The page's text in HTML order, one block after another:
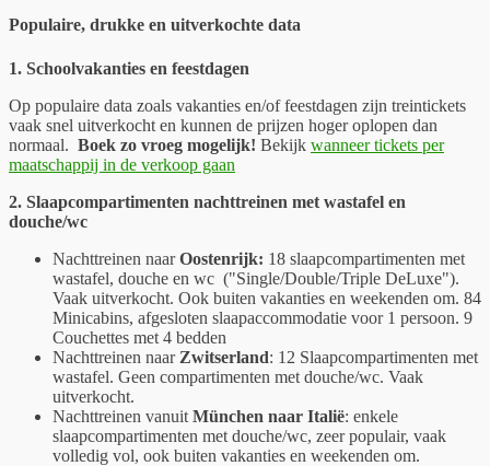
Populaire, drukke en uitverkochte data
1. Schoolvakanties en feestdagen
Op populaire data zoals vakanties en/of feestdagen zijn treintickets
vaak snel uitverkocht en kunnen de prijzen hoger oplopen dan
normaal. Boek zo vroeg mogelijk! Bekijk wanneer tickets per
maatschappij in de verkoop gaan
2. Slaapcompartimenten nachttreinen met wastafel en
douche/wc
Nachttreinen naarOostenrijk: 18 slaapcompartimenten met
wastafel, douche en wc ("Single/Double/Triple DeLuxe").
Vaak uitverkocht. Ook buiten vakanties en weekenden om. 84
Minicabins, afgesloten slaapaccommodatie voor 1 persoon. 9
Couchettes met 4 bedden
Nachttreinen naar Zwitserland: 12 Slaapcompartimenten met
wastafel. Geen compartimenten met douche/wc. Vaak
uitverkocht.
Nachttreinen vanuit München naar Italië: enkele
slaapcompartimenten met douche/wc, zeer populair, vaak
volledig vol, ook buiten vakanties en weekenden om.